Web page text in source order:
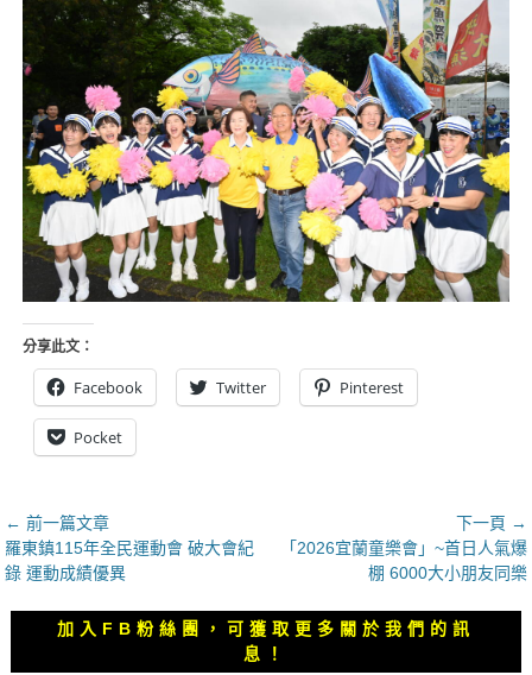
分享此文：
Facebook Twitter Pinterest
Pocket
文
章
導
覽
← 前一篇文章
上
一
羅東鎮115年全民運動會 破大會紀
錄 運動成績優異
下一頁 →
文
章：
「2026宜蘭童樂會」~首日人氣爆
棚 6000大小朋友同樂
加入FB粉絲團，可獲取更多關於我們的訊
息！